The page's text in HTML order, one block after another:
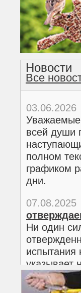
Новости
Все
03.06.2026
Уважаемые
всей души
полном
графиком
дни.
02.03.2026
Дорогие
полном
графиком
07.08.2025
Ни один
испытания
указывает
кожи.